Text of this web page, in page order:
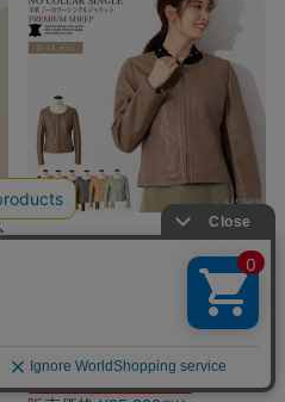
ミニマルデザインが決め手のフェミニン
LIUGOO 本革 ノーカラーシン
グルジャケット レディース リ
ューグー SRN01LA レザージャ